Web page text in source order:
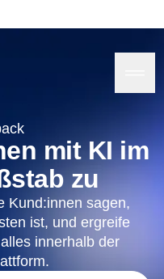
mit KI im
zu
Kund:innen sagen,
ist, und ergreife
innerhalb der